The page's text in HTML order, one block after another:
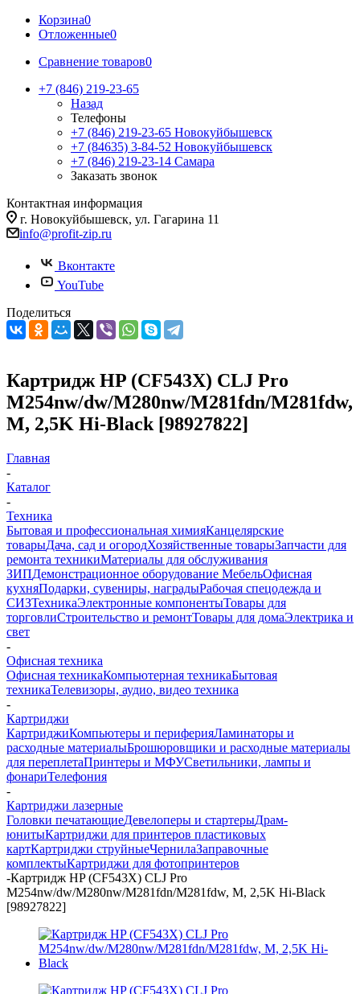
Корзина0
Отложенные0
Сравнение товаров0
+7 (846) 219-23-65
Назад
Телефоны
+7 (846) 219-23-65 Новокуйбышевск
+7 (84635) 3-84-52 Новокуйбышевск
+7 (846) 219-23-14 Самара
Заказать звонок
Контактная информация
г. Новокуйбышевск, ул. Гагарина 11
info@profit-zip.ru
Вконтакте
YouTube
Поделиться
Картридж HP (CF543X) CLJ Pro
M254nw/dw/M280nw/M281fdn/M281fdw,
M, 2,5K Hi-Black [98927822]
Главная
-
Каталог
-
Техника
Бытовая и профессиональная химияКанцелярские
товарыДача, сад и огородХозяйственные товарыЗапчасти для
ремонта техникиМатериалы для обслуживания
ЗИПДемонстрационное оборудование МебельОфисная
кухняПодарки, сувениры, наградыРабочая спецодежда и
СИЗТехникаЭлектронные компонентыТовары для
торговлиСтроительство и ремонтТовары для домаЭлектрика и
свет
-
Офисная техника
Офисная техникаКомпьютерная техникаБытовая
техникаТелевизоры, аудио, видео техника
-
Картриджи
КартриджиКомпьютеры и периферияЛаминаторы и
расходные материалыБрошюровщики и расходные материалы
для переплетаПринтеры и МФУСветильники, лампы и
фонариТелефония
-
Картриджи лазерные
Головки печатающиеДевелоперы и стартерыДрам-
юнитыКартриджи для принтеров пластиковых
картКартриджи струйныеЧернилаЗаправочные
комплектыКартриджи для фотопринтеров
-Картридж HP (CF543X) CLJ Pro
M254nw/dw/M280nw/M281fdn/M281fdw, M, 2,5K Hi-Black
[98927822]